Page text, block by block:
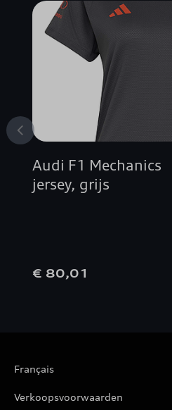
Audi F1 Mechanics
jersey, grijs
€ 80,01
Français
Verkoopsvoorwaarden